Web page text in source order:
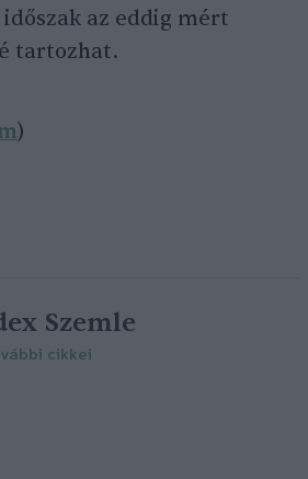
az eddig mért
tartozhat.
)
Szemle
cikkei